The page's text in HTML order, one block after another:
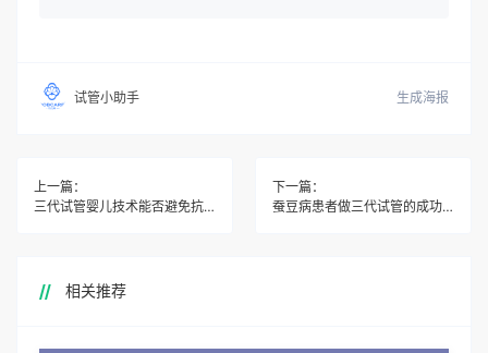
试管小助手 生成海报
上一篇：
三代试管婴儿技术能否避免抗维生素D佝偻病的遗传？
下一篇：
蚕豆病患者做三代试管的成功率与普通人相比有何差异？
相关推荐